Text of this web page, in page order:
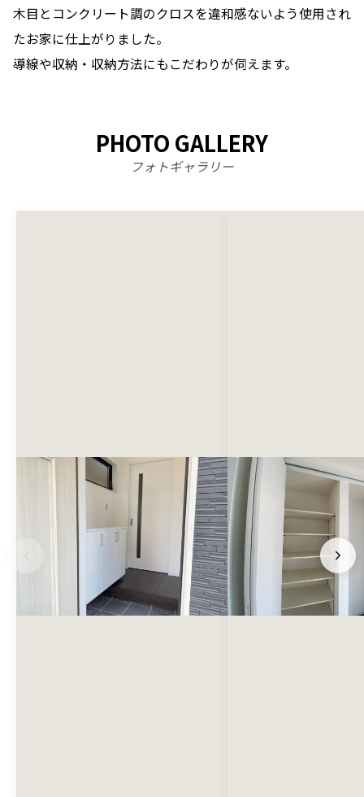
木目とコンクリート調のクロスを違和感ないよう使用され
たお家に仕上がりました。
導線や収納・収納方法にもこだわりが伺えます。
PHOTO GALLERY
フォトギャラリー